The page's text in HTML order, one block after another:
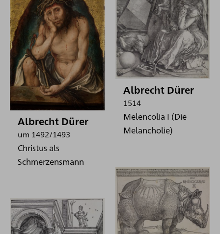
Albrecht Dürer
um 1492/1493
Christus als
Schmerzensmann
Albrecht Dürer
1514
Melencolia I (Die
Melancholie)